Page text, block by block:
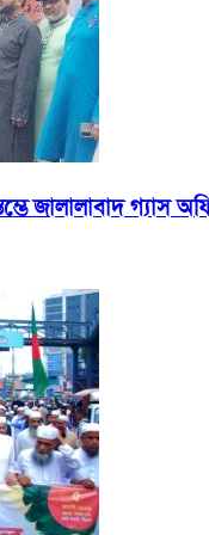
জালালাবাদ গ্যাস